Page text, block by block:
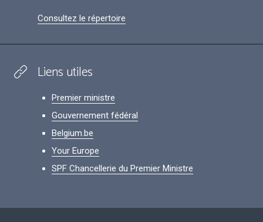
Consultez le répertoire
Liens utiles
Premier ministre
Gouvernement fédéral
Belgium.be
Your Europe
SPF Chancellerie du Premier Ministre